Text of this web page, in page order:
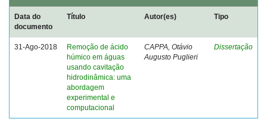
Data do
documento
Título Autor(es) Tipo
31-Ago-2018
Remoção de ácido
húmico em águas
usando cavitação
hidrodinâmica: uma
abordagem
experimental e
computacional
CAPPA, Otávio
Augusto Puglieri
Dissertação